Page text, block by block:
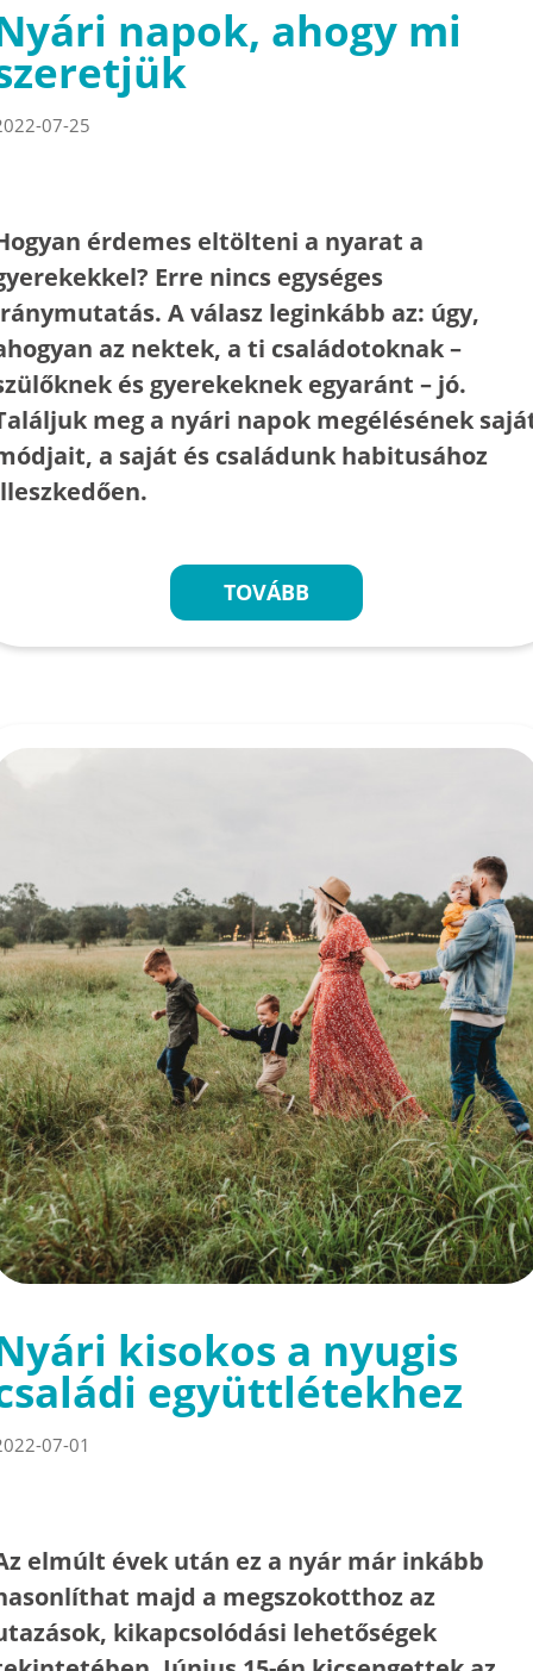
napok, ahogy mi
07-25
érdemes eltölteni a nyarat a
Erre nincs egységes
A válasz leginkább az: úgy,
az nektek, a ti családotoknak –
és gyerekeknek egyaránt – jó.
meg a nyári napok megélésének
a saját és családunk habitusához
TOVÁBB
kisokos a nyugis
együttlétekhez
07-01
elmúlt évek után ez a nyár már inkább
majd a megszokotthoz az
kikapcsolódási lehetőségek